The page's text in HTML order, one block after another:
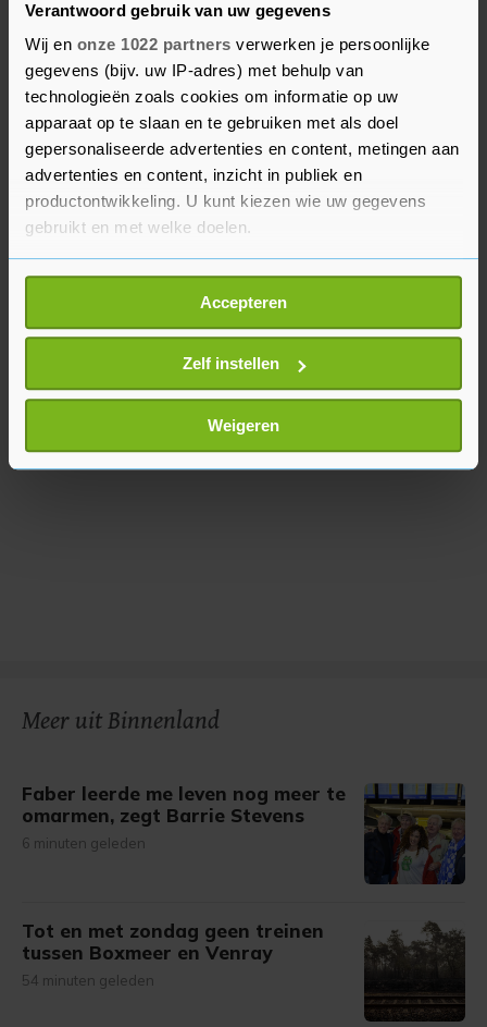
Verantwoord gebruik van uw gegevens
Wij en onze 1022 partners verwerken je persoonlijke
gegevens (bijv. uw IP-adres) met behulp van
technologieën zoals cookies om informatie op uw
apparaat op te slaan en te gebruiken met als doel
gepersonaliseerde advertenties en content, metingen aan
advertenties en content, inzicht in publiek en
productontwikkeling. U kunt kiezen wie uw gegevens
gebruikt en met welke doelen.
Als u het toestaat, willen we ook graag:
Informatie verzamelen over uw geografische
locatie, die tot een paar meter nauwkeurig kan zijn
Uw apparaat identificeren door het actief te
scannen op specifieke eigenschappen (fingerprinting)
Lees meer over hoe uw persoonlijke gegevens worden
verwerkt en stel uw voorkeuren in het
U kunt uw toestemming op elk moment wijzigen of
Accepteren
Zelf instellen
Weigeren
medewerkers, crew en gasten, zegt de
woordvoerster. Ook is er nog geen schade gemeld
aan McDonald's-restaurants door de rellen.
McDonald's heeft 254 restaurants in Nederland,
waarvan 180 met een McDrive. De restaurants
met een McDrive zitten niet in binnensteden,
aldus de woordvoerster.
Meer uit Binnenland
Faber leerde me leven nog meer te
omarmen, zegt Barrie Stevens
6 minuten geleden
Tot en met zondag geen treinen
tussen Boxmeer en Venray
54 minuten geleden